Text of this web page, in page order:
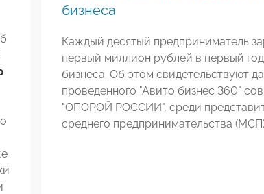
бизнеса
Каждый десятый предприниматель
первый миллион рублей в первый
бизнеса. Об этом свидетельствуют
проведенного "Авито бизнес 360"
"ОПОРОЙ РОССИИ", среди
среднего предпринимательства